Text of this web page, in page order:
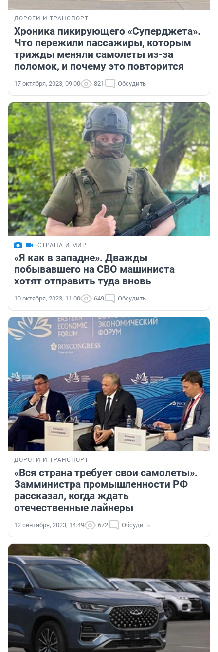
ДОРОГИ И ТРАНСПОРТ
Хроника пикирующего «Суперджета».
Что пережили пассажиры, которым
трижды меняли самолеты из-за
поломок, и почему это повторится
17 октября, 2023, 09:00 821 Обсудить
СТРАНА И МИР
«Я как в западне». Дважды
побывавшего на СВО машиниста
хотят отправить туда вновь
10 октября, 2023, 11:00 649 Обсудить
ДОРОГИ И ТРАНСПОРТ
«Вся страна требует свои самолеты».
Замминистра промышленности РФ
рассказал, когда ждать
отечественные лайнеры
12 сентября, 2023, 14:49 672 Обсудить